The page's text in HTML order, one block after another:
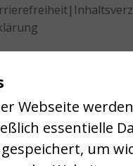
zu
Webseite werden
essentielle
gespeichert, um
|